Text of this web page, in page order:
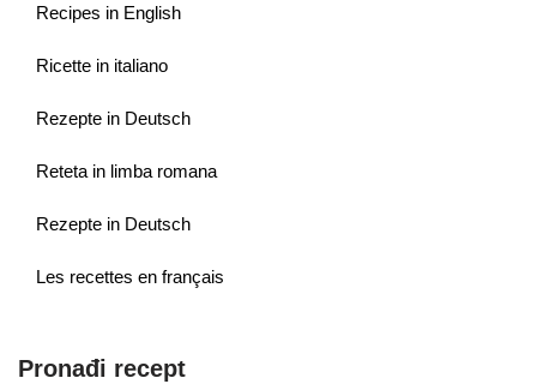
Recipes in English
Ricette in italiano
Rezepte in Deutsch
Reteta in limba romana
Rezepte in Deutsch
Les recettes en français
Pronađi recept